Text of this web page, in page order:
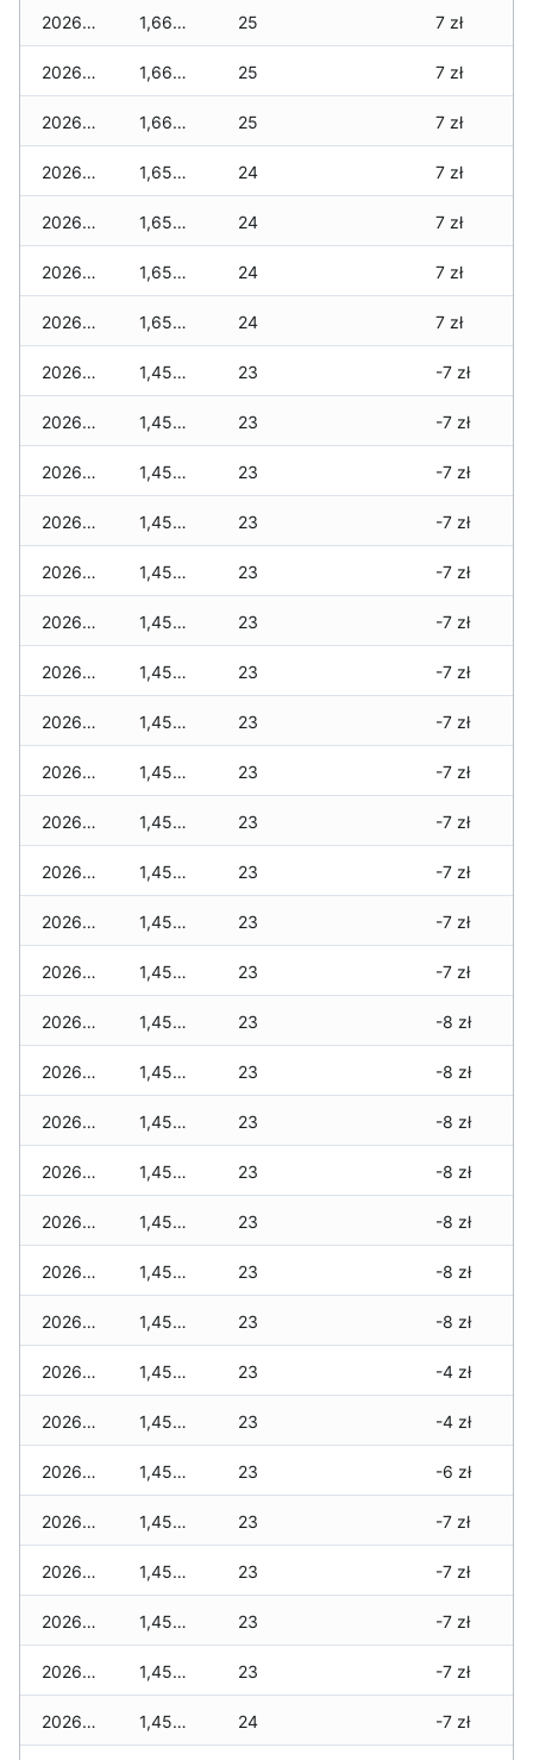
2026-07-09 1,665 zł 25 7 zł
2026-07-08 1,665 zł 25 7 zł
2026-07-07 1,665 zł 25 7 zł
2026-07-06 1,655 zł 24 7 zł
2026-07-05 1,655 zł 24 7 zł
2026-07-04 1,655 zł 24 7 zł
2026-07-03 1,655 zł 24 7 zł
2026-07-02 1,455 zł 23 -7 zł
2026-07-01 1,455 zł 23 -7 zł
2026-06-30 1,455 zł 23 -7 zł
2026-06-28 1,455 zł 23 -7 zł
2026-06-27 1,455 zł 23 -7 zł
2026-06-26 1,455 zł 23 -7 zł
2026-06-25 1,455 zł 23 -7 zł
2026-06-24 1,455 zł 23 -7 zł
2026-06-23 1,455 zł 23 -7 zł
2026-06-22 1,455 zł 23 -7 zł
2026-06-21 1,455 zł 23 -7 zł
2026-06-20 1,455 zł 23 -7 zł
2026-06-19 1,455 zł 23 -7 zł
2026-06-18 1,455 zł 23 -8 zł
2026-06-17 1,455 zł 23 -8 zł
2026-06-16 1,455 zł 23 -8 zł
2026-06-15 1,455 zł 23 -8 zł
2026-06-14 1,455 zł 23 -8 zł
2026-06-13 1,455 zł 23 -8 zł
2026-06-12 1,455 zł 23 -8 zł
2026-06-11 1,455 zł 23 -4 zł
2026-06-10 1,455 zł 23 -4 zł
2026-06-09 1,455 zł 23 -6 zł
2026-06-07 1,455 zł 23 -7 zł
2026-06-06 1,455 zł 23 -7 zł
2026-06-05 1,455 zł 23 -7 zł
2026-06-04 1,455 zł 23 -7 zł
2026-06-03 1,455 zł 24 -7 zł